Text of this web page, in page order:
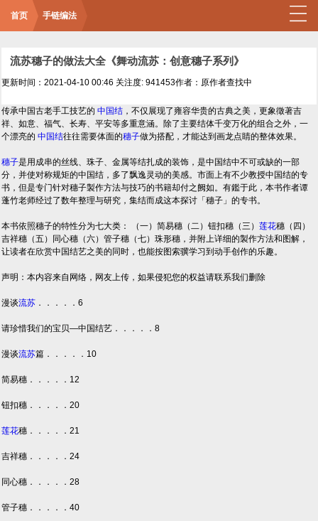
首页 手链编法
流苏穗子的做法大全《舞动流苏：创意穗子系列》
更新时间：2021-04-10 00:46 关注度: 941453作者：原作者查找中
传承中国古老手工技艺的中国结 ，不仅展现了雍容华贵的古典之美，更象徵著吉
祥、如意、福气、长寿、平安等多重意涵。除了主要结体千变万化的组合之外，一
个漂亮的中国结往往需要体面的穗子做为搭配，才能达到画龙点睛的整体效果。
穗子是用成串的丝线、珠子、金属等结扎成的装饰，是中国结中不可或缺的一部
分，并使对称规矩的中国结，多了飘逸灵动的美感。市面上有不少教授中国结的专
书，但是专门针对穗子製作方法与技巧的书籍却付之阙如。有鑑于此，本书作者谭
蓬竹老师经过了数年整理与研究，集结而成这本探讨「穗子」的专书。
本书依照穗子的特性分为七大类： （一）简易穗（二）钮扣穗（三）莲花穗（四）
吉祥穗（五）同心穗（六）管子穗（七）珠形穗，并附上详细的製作方法和图解，
让读者在欣赏中国结艺之美的同时，也能按图索骥学习到动手创作的乐趣。
声明：本内容来自网络，网友上传，如果侵犯您的权益请联系我们删除
漫谈流苏 ．．．．．6
请珍惜我们的宝贝—中国结艺．．．．．8
漫谈流苏篇．．．．．10
简易穗．．．．．12
钮扣穗．．．．．20
莲花穗．．．．．21
吉祥穗．．．．．24
同心穗．．．．．28
管子穗．．．．．40